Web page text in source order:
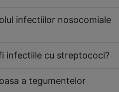
infectiilor nosocomiale
infectiile cu streptococi?
a tegumentelor